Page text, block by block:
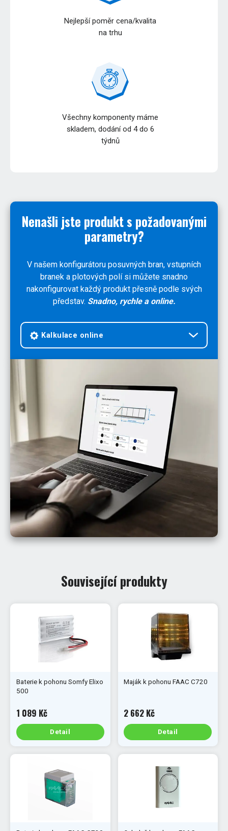
Nejlepší poměr cena/kvalita
na trhu
Všechny komponenty máme
skladem, dodání od 4 do 6
týdnů
Nenašli jste produkt s požadovanými
parametry?
V našem konfigurátoru posuvných bran, vstupních
branek a plotových polí si můžete snadno
nakonfigurovat každý produkt přesně podle svých
představ. Snadno, rychle a online.
Kalkulace online
Související produkty
Baterie k pohonu Somfy Elixo
500
1 089 Kč
Detail
Maják k pohonu FAAC C720
2 662 Kč
Detail